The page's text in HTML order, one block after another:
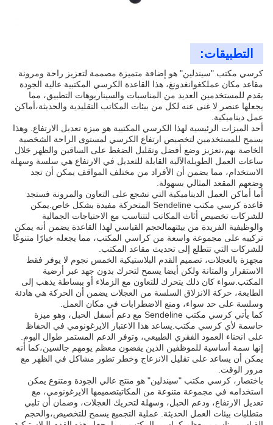
التطبيقات:
كرسي مكتب "سيندلين" هو إضافة متميزة مصممة لتعزيز راحة ومرونة
مقاعد مكان عملكغوانغدونغ، هذا القاعدة الكرسي المكتبية عالية الجودة
يقدم للمستخدمين العديد من المناسبات والسيناريوهات التطبيق، مما
يجعلها عنصر لا غنى عنه لكل من بيئات المكاتب التقليدية والحديثة،أماكن
عمل ديناميكية.
أحد الميزات الرئيسية لهذا الكرسي المكتبية هو ميزة تعديل الارتفاع. وهذا
يسمح للمستخدمين لتخصيص ارتفاع الكرسي لمستوى الراحة الشخصية
الخاصة بهم،تعزيز وضع أفضل وتقليل الضغط على الساقين والظهر خلال
ساعات العمل الطويلةالآلية القابلة للتعديل في الارتفاع هي سلسة وسهلة
الاستخدام، مما يضمن أن الأفراد من مختلف المواقف يمكن أن تجد
وضعهم المقعد المثالي بسهولة.
أما أماكن العمل الديناميكية التي تشجع على التعاون والمرونة فستجد
قاعدة كرسي مكتب Sendeline المتحركة مفيدة بشكل خاص.يمكن
للشركات تخصيص أثاث المكاتب لتتناسب مع الاحتياجات الجمالية
والوظيفية الفريدة من بيئتهمالحجم القياسي لهذا القاعدة يضمن أنه يمكن
تركيبه على مجموعة واسعة من كراسي المكتب، مما يجعله خيارًا متنوعًا
للشركات التي تتطلع إلى تحديث مقاعد المكتب.
مجهزة بالعجلات، تصميم القدم البلاستيكية الخمس نجوم لا يوفر فقط
الاستقرار والمتانة ولكن أيضا يسمح لتحرك بدون جهد عبر أرضية
المكتب.سواء كان ذلك يتحرك للتعاون مع الزملاء أو ببساطة يذهب إلى
الطابعة، حركة الانزلاق السلسة من العجلات يضمن أن الحركة هي هادئة
وسلسة على حد سواء، ومنع الاضطرابات في مكان العمل.
كما يأتي كرسي مكتب Sendeline مع دعم أسفل الحبل، وهو ميزة
حاسمة لأي كرسي مكتب.يساعد هذا الاعتبار الايرغونومي في الحفاظ
على انحناء العمود الفقري الطبيعي، وتوفر الدعم المستمر طوال اليوم.
إنها سمة أساسية للموظفين الذين يقضون معظم يومهم جالسين،كما أنه
يمكن أن يساعد على تقليل الانزعاج وخطر تطور مشاكل في الظهر مع
مرور الوقت.
باختصار، كرسي مكتب "سيندلين" هو منتج عالي الجودة ومتنوع يمكن
استخدامه في مجموعة متنوعة من المكاتبتصميمها الايرغونومي، مع
تعديل الارتفاع، ودعم الحبل، وسهلة لتحريك العجلات، وضمان أن تلبي
متطلبات بيئات العمل الحديثة. عملية التجميع يسمح للتخصيص،والحجم